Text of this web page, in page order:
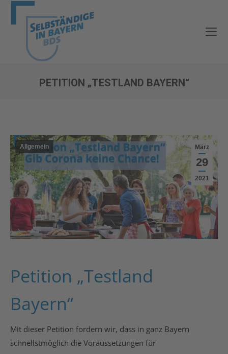
PETITION „TESTLAND BAYERN“
März
29
2021
Allgemein
Petition „Testland
Bayern“
Mit dieser Petition fordern wir, dass in ganz Bayern
schnellstmöglich die Voraussetzungen für